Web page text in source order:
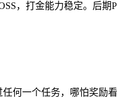
，打金能力稳定。后
何一个任务，哪怕奖励看